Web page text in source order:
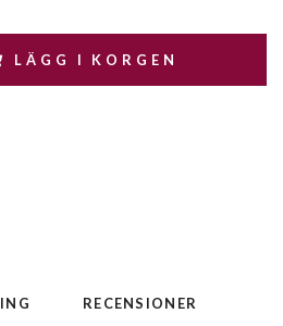
LÄGG I KORGEN
RECENSIONER